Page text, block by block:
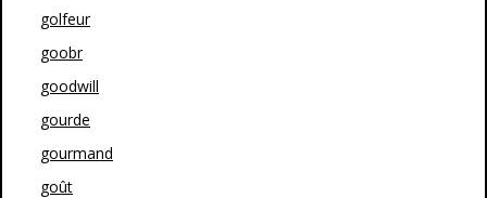
golfeur
goobr
goodwill
gourde
gourmand
goût